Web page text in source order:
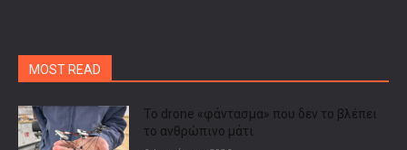
MOST READ
Το drone «φάντασμα» που δεν το βλέπει
το ανθρώπινο μάτι